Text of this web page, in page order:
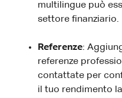
multilingue può
settore finanziario.
Referenze:
referenze
contattate per
il tuo rendimento